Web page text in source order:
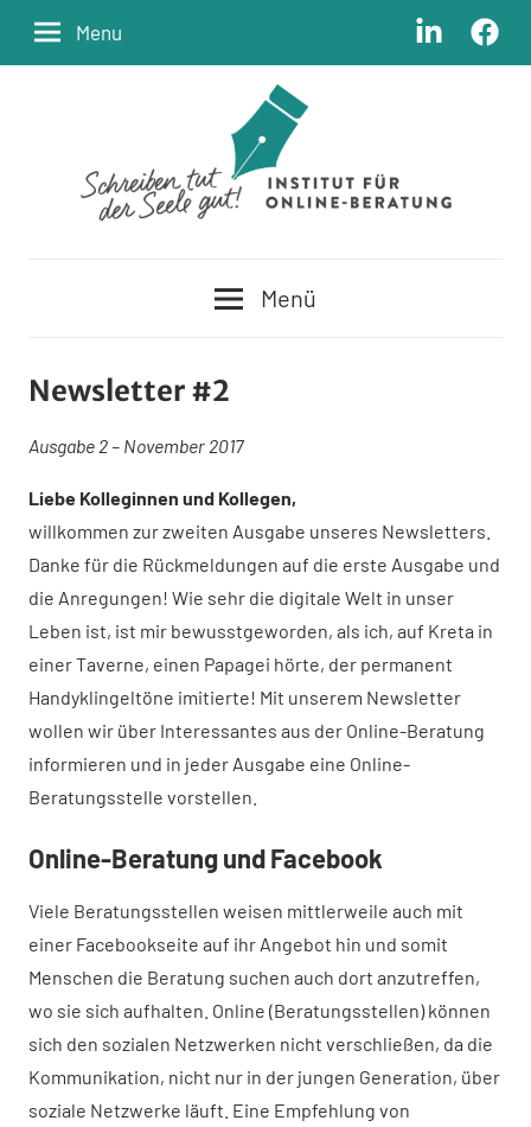
Zum
Inhalt
LinkedIn
Menu
Online-
Beratung
Menü
Newsletter #2
Ausgabe 2 – November 2017
Liebe Kolleginnen und Kollegen,
willkommen zur zweiten Ausgabe unseres Newsletters.
Danke für die Rückmeldungen auf die erste Ausgabe und
die Anregungen! Wie sehr die digitale Welt in unser
Leben ist, ist mir bewusstgeworden, als ich, auf Kreta in
einer Taverne, einen Papagei hörte, der permanent
Handyklingeltöne imitierte! Mit unserem Newsletter
wollen wir über Interessantes aus der Online-Beratung
informieren und in jeder Ausgabe eine Online-
Beratungsstelle vorstellen.
Online-Beratung und Facebook
Viele Beratungsstellen weisen mittlerweile auch mit
einer Facebookseite auf ihr Angebot hin und somit
Menschen die Beratung suchen auch dort anzutreffen,
wo sie sich aufhalten. Online (Beratungsstellen) können
sich den sozialen Netzwerken nicht verschließen, da die
Kommunikation, nicht nur in der jungen Generation, über
soziale Netzwerke läuft. Eine Empfehlung von